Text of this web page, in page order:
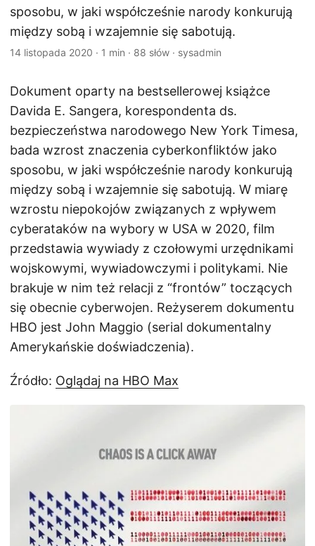
sposobu, w jaki współcześnie narody konkurują
między sobą i wzajemnie się sabotują.
14 listopada 2020 · 1 min · 88 słów · sysadmin
Dokument oparty na bestsellerowej książce
Davida E. Sangera, korespondenta ds.
bezpieczeństwa narodowego New York Timesa,
bada wzrost znaczenia cyberkonfliktów jako
sposobu, w jaki współcześnie narody konkurują
między sobą i wzajemnie się sabotują. W miarę
wzrostu niepokojów związanych z wpływem
cyberataków na wybory w USA w 2020, film
przedstawia wywiady z czołowymi urzędnikami
wojskowymi, wywiadowczymi i politykami. Nie
brakuje w nim też relacji z “frontów” toczących
się obecnie cyberwojen. Reżyserem dokumentu
HBO jest John Maggio (serial dokumentalny
Amerykańskie doświadczenia).
Źródło: Oglądaj na HBO Max